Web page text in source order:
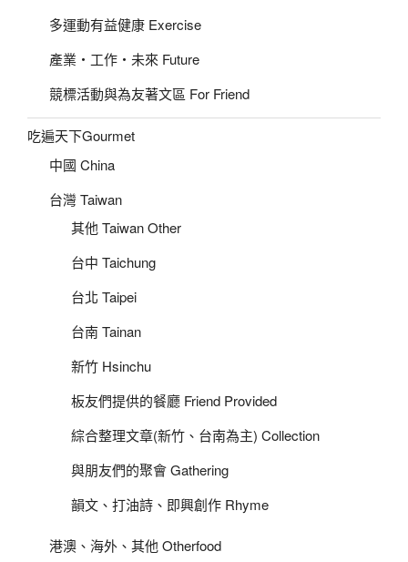
多運動有益健康 Exercise
產業‧工作‧未來 Future
競標活動與為友著文區 For Friend
吃遍天下Gourmet
中國 China
台灣 Taiwan
其他 Taiwan Other
台中 Taichung
台北 Taipei
台南 Tainan
新竹 Hsinchu
板友們提供的餐廳 Friend Provided
綜合整理文章(新竹、台南為主) Collection
與朋友們的聚會 Gathering
韻文、打油詩、即興創作 Rhyme
港澳、海外、其他 Otherfood